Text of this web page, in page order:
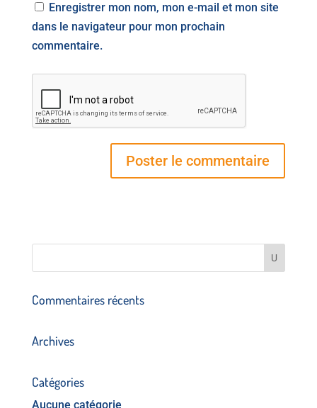
Enregistrer mon nom, mon e-mail et mon site
dans le navigateur pour mon prochain
commentaire.
Commentaires récents
Archives
Catégories
Aucune catégorie